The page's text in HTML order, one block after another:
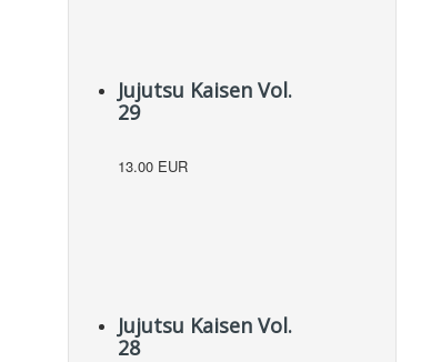
Jujutsu Kaisen Vol.
29
13.00 EUR
Jujutsu Kaisen Vol.
28